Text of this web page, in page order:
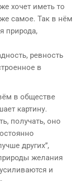
же хочет иметь то
же самое. Так в нём
природа,
ревность
в
в обществе
картину.
получать, оно
других”,
желания
и